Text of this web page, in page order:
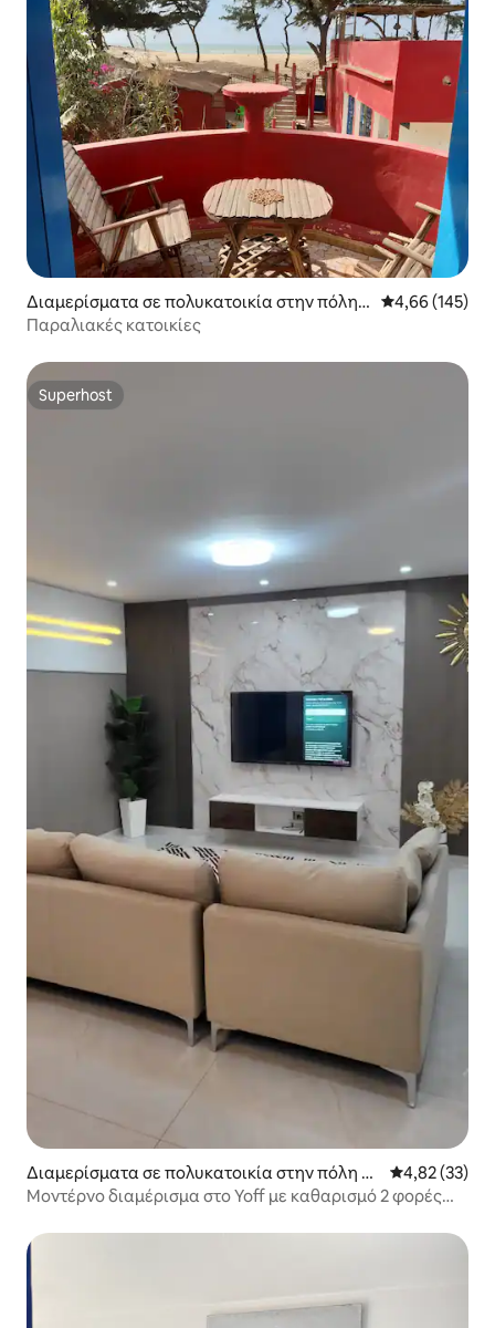
Διαμερίσματα σε πολυκατοικία στην πόλη P
lage Hydrobase
Μέση
4,66 (145)
Παραλιακές κατοικίες
Superhost
Superhost
Διαμερίσματα σε πολυκατοικία στην πόλη N
dakhar
Μέση
4,82 (33)
Μοντέρνο διαμέρισμα στο Yoff με καθαρισμό 2 φορές